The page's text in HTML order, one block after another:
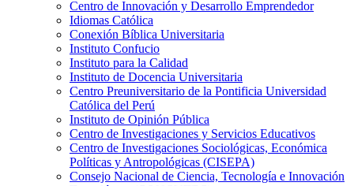
Centro de Innovación y Desarrollo Emprendedor
Idiomas Católica
Conexión Bíblica Universitaria
Instituto Confucio
Instituto para la Calidad
Instituto de Docencia Universitaria
Centro Preuniversitario de la Pontificia Universidad
Católica del Perú
Instituto de Opinión Pública
Centro de Investigaciones y Servicios Educativos
Centro de Investigaciones Sociológicas, Económica
Políticas y Antropológicas (CISEPA)
Consejo Nacional de Ciencia, Tecnología e Innovación